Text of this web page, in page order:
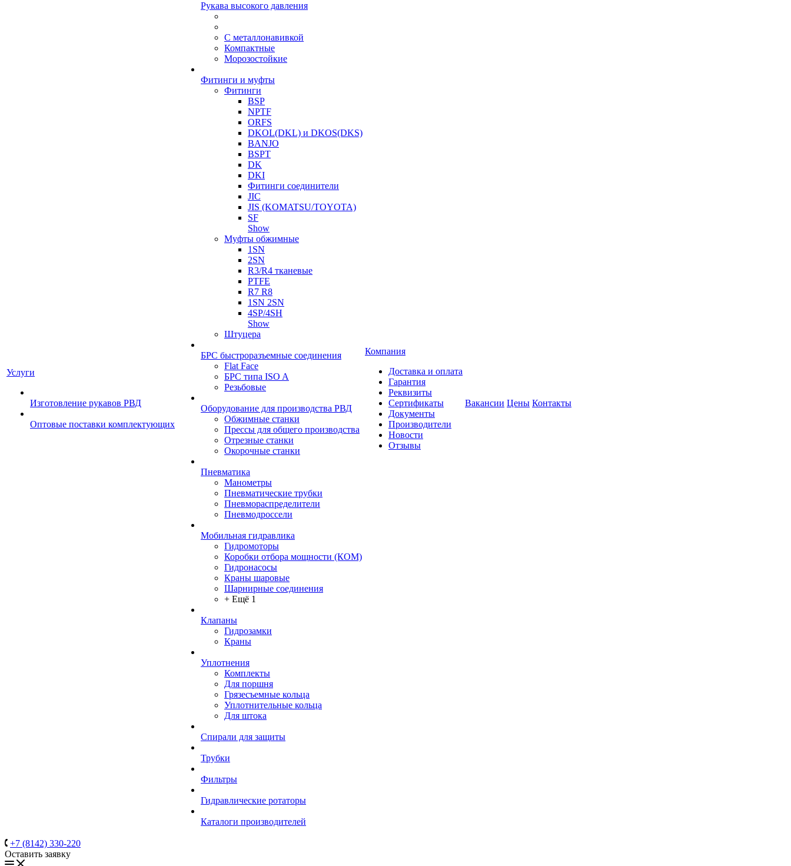
Услуги
Изготовление рукавов РВД
Оптовые поставки комплектующих
Рукава высокого давления
С металлонавивкой
Компактные
Морозостойкие
Фитинги и муфты
Фитинги
BSP
NPTF
ORFS
DKOL(DKL) и DKOS(DKS)
BANJO
BSPT
DK
DKI
Фитинги соединители
JIC
JIS (KOMATSU/TOYOTA)
SF
Show
Муфты обжимные
1SN
2SN
R3/R4 тканевые
PTFE
R7 R8
1SN 2SN
4SP/4SH
Show
Штуцера
БРС быстроразъемные соединения
Flat Face
БРС типа ISO A
Резьбовые
Оборудование для производства РВД
Обжимные станки
Прессы для общего производства
Отрезные станки
Окорочные станки
Пневматика
Манометры
Пневматические трубки
Пневмораспределители
Пневмодроссели
Мобильная гидравлика
Гидромоторы
Коробки отбора мощности (КОМ)
Гидронасосы
Краны шаровые
Шарнирные соединения
+ Ещё 1
Клапаны
Гидрозамки
Краны
Уплотнения
Комплекты
Для поршня
Грязесъемные кольца
Уплотнительные кольца
Для штока
Спирали для защиты
Трубки
Фильтры
Гидравлические ротаторы
Каталоги производителей
Компания
Доставка и оплата
Гарантия
Реквизиты
Сертификаты
Документы
Производители
Новости
Отзывы
Вакансии Цены Контакты
+7 (8142) 330-220
Оставить заявку